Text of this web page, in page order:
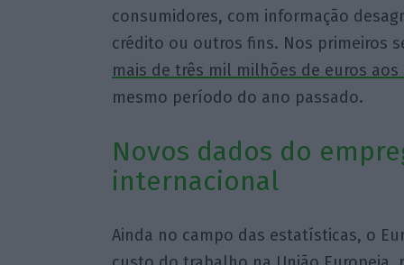
consumidores, com informação
crédito ou outros fins. Nos primeiros
mais de três mil milhões de euros
mesmo período do ano passado.
Novos dados do
internacional
Ainda no campo das estatísticas, o